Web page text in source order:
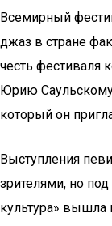
Всемирный
джаз в стране
честь фестиваля
Юрию
который он
Выступления
зрителями, но
культура» вышла